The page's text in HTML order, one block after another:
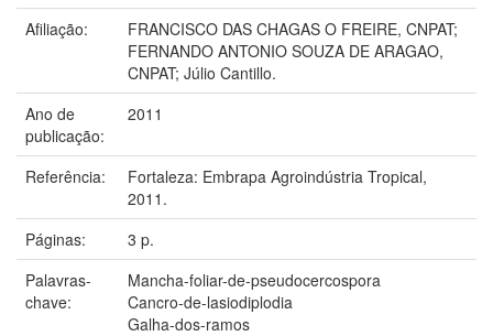
Afiliação:
FRANCISCO DAS CHAGAS O FREIRE, CNPAT;
FERNANDO ANTONIO SOUZA DE ARAGAO,
CNPAT; Júlio Cantillo.
Ano de
publicação:
2011
Referência:
Fortaleza: Embrapa Agroindústria Tropical,
2011.
Páginas:
3 p.
Palavras-
chave:
Mancha-foliar-de-pseudocercospora
Cancro-de-lasiodiplodia
Galha-dos-ramos